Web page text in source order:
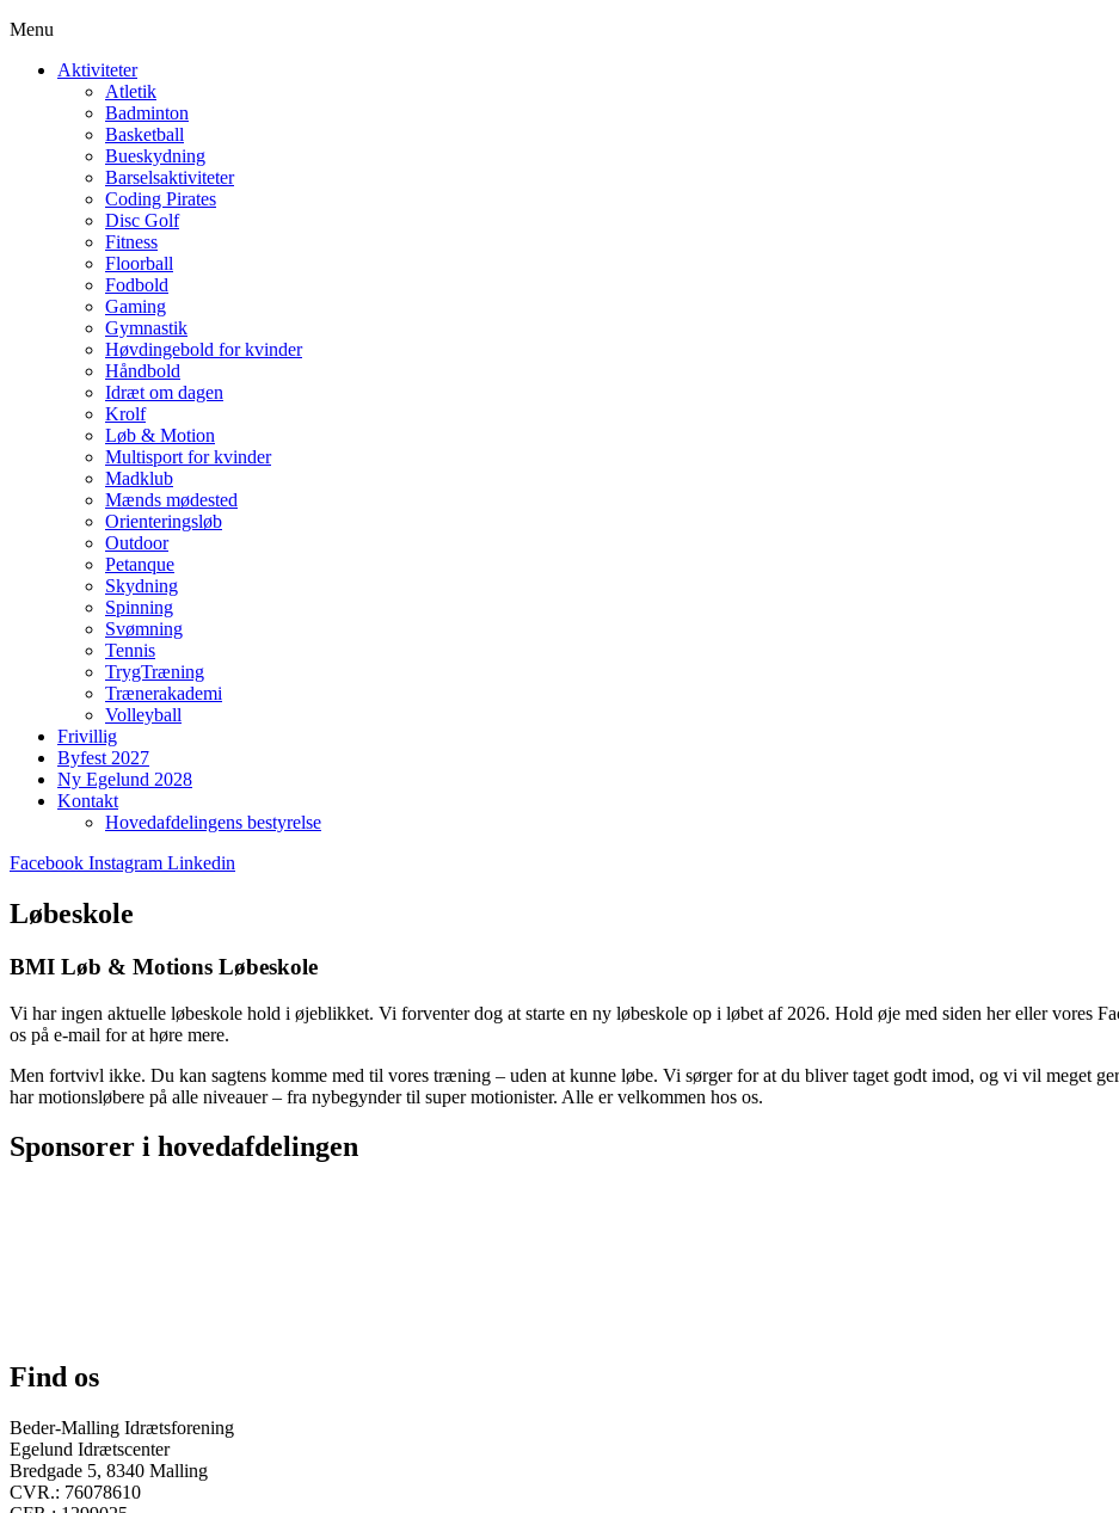
Menu
Aktiviteter
Atletik
Badminton
Basketball
Bueskydning
Barselsaktiviteter
Coding Pirates
Disc Golf
Fitness
Floorball
Fodbold
Gaming
Gymnastik
Høvdingebold for kvinder
Håndbold
Idræt om dagen
Krolf
Løb & Motion
Multisport for kvinder
Madklub
Mænds mødested
Orienteringsløb
Outdoor
Petanque
Skydning
Spinning
Svømning
Tennis
TrygTræning
Trænerakademi
Volleyball
Frivillig
Byfest 2027
Ny Egelund 2028
Kontakt
Hovedafdelingens bestyrelse
Facebook Instagram Linkedin
Løbeskole
BMI Løb & Motions Løbeskole
Vi har ingen aktuelle løbeskole hold i øjeblikket. Vi forventer dog at starte en ny løbeskole op i løbet af 2026. Hold øje med siden her eller vores
os på e-mail for at høre mere.
Men fortvivl ikke. Du kan sagtens komme med til vores træning – uden at kunne løbe. Vi sørger for at du bliver taget godt imod, og vi vil meget
har motionsløbere på alle niveauer – fra nybegynder til super motionister. Alle er velkommen hos os.
Sponsorer i hovedafdelingen
Find os
Beder-Malling Idrætsforening
Egelund Idrætscenter
Bredgade 5, 8340 Malling
CVR.: 76078610